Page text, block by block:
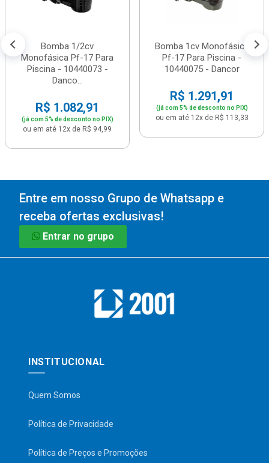
Bomba 1/2cv
Monofásica Pf-17 Para
Piscina - 10440073 -
Danco...
R$ 1.082,91
(já com 5% de desconto no PIX)
ou em até 12x de R$ 94,99
Bomba 1cv Monofásica
Pf-17 Para Piscina -
10440075 - Dancor
R$ 1.291,91
(já com 5% de desconto no PIX)
ou em até 12x de R$ 113,33
Entre em nosso Grupo de Whatsapp e
receba ofertas exclusivas!
Entrar no grupo
INSTITUCIONAL
Quem Somos
Política de Privacidade
Política de Preços e Promoções